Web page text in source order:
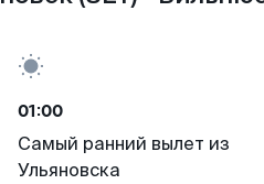
01:00
Самый ранний вылет из
Ульяновска